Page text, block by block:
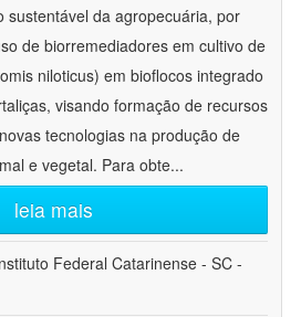
sustentável da agropecuária, por
de biorremediadores em cultivo de
niloticus) em bioflocos integrado
visando formação de recursos
tecnologias na produção de
e vegetal. Para obte...
leia mais
Federal Catarinense - SC -